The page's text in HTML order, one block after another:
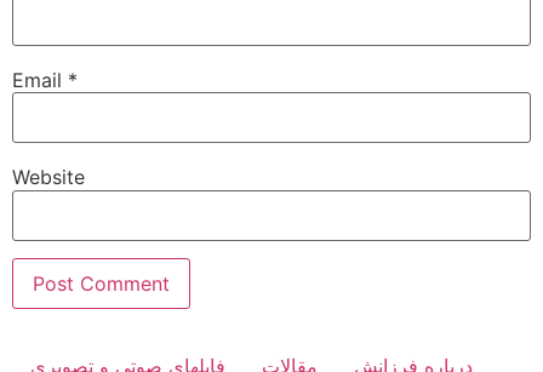
Email *
Website
فایلهای صوتی و تصویری مقالات درباره فرزانش